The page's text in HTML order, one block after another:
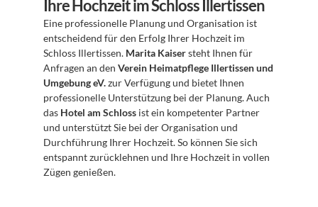
Ihre Hochzeit im Schloss Illertissen
Eine professionelle Planung und Organisation ist
entscheidend für den Erfolg Ihrer Hochzeit im
Schloss Illertissen. Marita Kaiser steht Ihnen für
Anfragen an den Verein Heimatpflege Illertissen und
Umgebung eV. zur Verfügung und bietet Ihnen
professionelle Unterstützung bei der Planung. Auch
das Hotel am Schloss ist ein kompetenter Partner
und unterstützt Sie bei der Organisation und
Durchführung Ihrer Hochzeit. So können Sie sich
entspannt zurücklehnen und Ihre Hochzeit in vollen
Zügen genießen.